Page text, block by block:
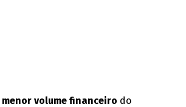
menor volume financeiro do